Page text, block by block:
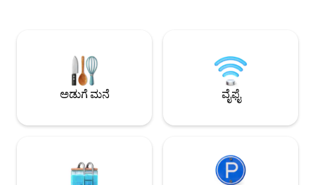
ಮಾಡಬಹುದು ಮತ್ತು ಈ ಪ್ರಪಂಚದ ಹೊರಗಿನ
ನಕ್ಷತ್ರಗಳನ್ನು ನೋಡುವುದನ್ನು ಮತ್ತು ಅದ್ಭುತ
ಸೂರ್ಯೋದಯ ಮತ್ತು ಸೂರ್ಯಾಸ್ತಗಳನ್ನು
ಆನಂದಿಸಬಹುದು!
ಒಳಾಂಗಣ ಕೊಳಾಯಿ,
ಬೆಡ್. ವೈಯಕ್ತಿಕ ಬಾಣಸಿಗ ಮತ್ತು ಮಸಾಜ್ ಥೆರಪಿಸ್ಟ್
ಸೇವೆಗಳು ಸ್ಥಳದಲ್ಲಿ ಲಭ್ಯ.
ಅಡುಗೆ ಮನೆ ವೈಫೈ